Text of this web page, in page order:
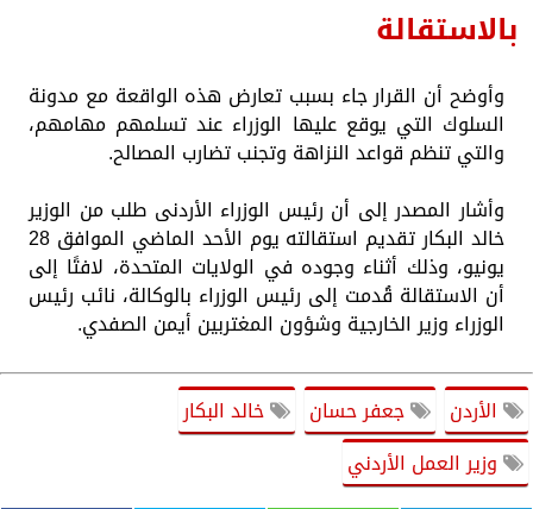
بالاستقالة
وأوضح أن القرار جاء بسبب تعارض هذه الواقعة مع مدونة
السلوك التي يوقع عليها الوزراء عند تسلمهم مهامهم،
والتي تنظم قواعد النزاهة وتجنب تضارب المصالح.
وأشار المصدر إلى أن رئيس الوزراء الأردنى طلب من الوزير
خالد البكار تقديم استقالته يوم الأحد الماضي الموافق 28
يونيو، وذلك أثناء وجوده في الولايات المتحدة، لافتًا إلى
أن الاستقالة قُدمت إلى رئيس الوزراء بالوكالة، نائب رئيس
الوزراء وزير الخارجية وشؤون المغتربين أيمن الصفدي.
الأردن جعفر حسان
خالد البكار
وزير العمل الأردني